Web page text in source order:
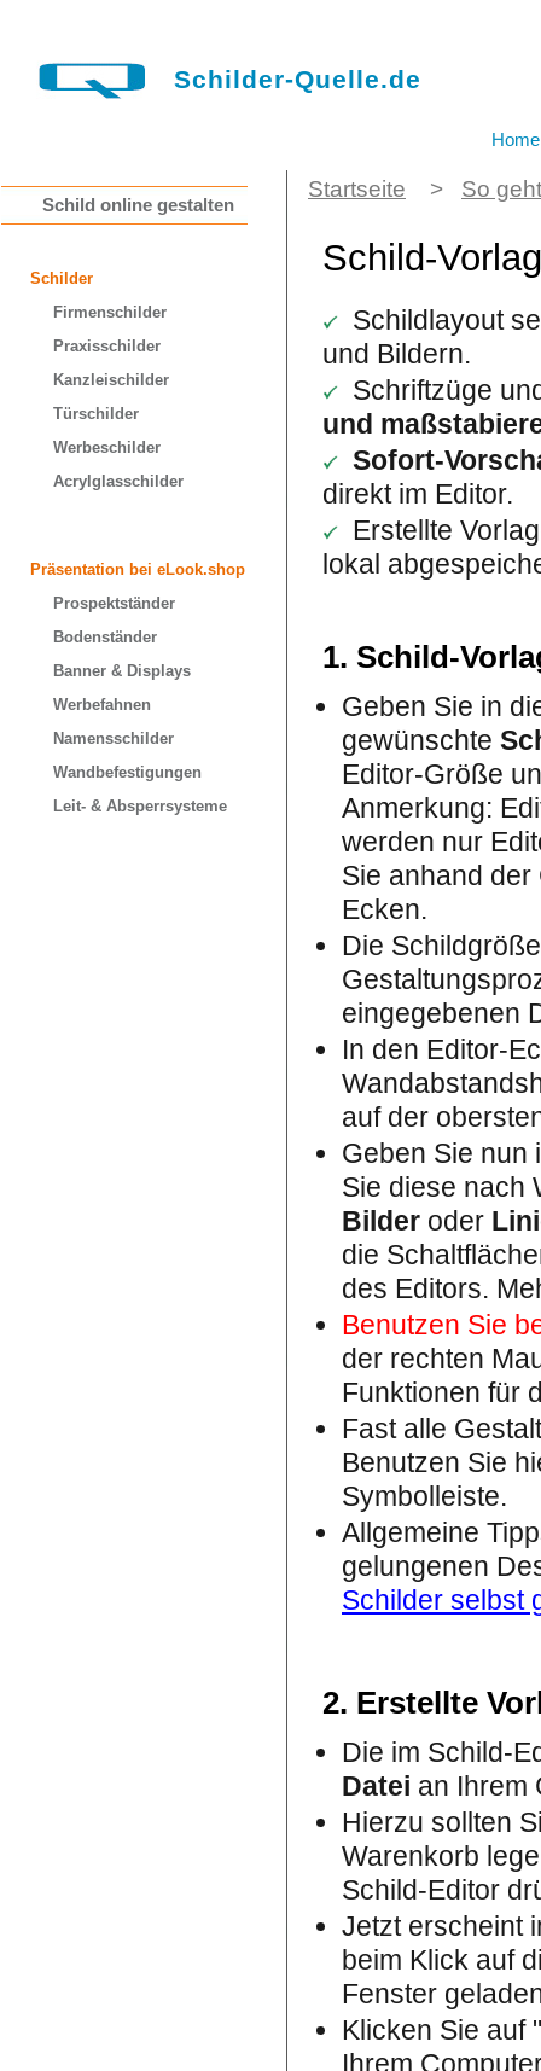
Schilder-Quelle.de
Startseite > So
Schild-
Schildlayout
und Bildern.
Schriftzüge
und
Sofort-
direkt im Editor.
Erstellte
lokal
1. Schild-
Geben Sie in
gewünschte
Editor-Größe
Anmerkung:
werden nur
Sie anhand
Ecken.
Die
eingegebenen
In den Editor-
auf der
Geben Sie nun
Sie diese nach
Bilder oder
die
des Editors.
Benutzen Sie
der rechten
Funktionen für
Fast alle
Benutzen Sie
Symbolleiste.
Allgemeine
gelungenen
Schilder selbst
2. Erstellte
Die im Schild-
Datei an Ihrem
Hierzu sollten
Warenkorb
Schild-Editor
Jetzt erscheint
beim Klick auf
Fenster
Klicken Sie auf
Ihrem
Home
Schild online gestalten
Schilder
Firmenschilder
Praxisschilder
Kanzleischilder
Türschilder
Werbeschilder
Acrylglasschilder
Präsentation bei eLook.shop
Prospektständer
Bodenständer
Banner & Displays
Werbefahnen
Namensschilder
Wandbefestigungen
Leit- & Absperrsysteme